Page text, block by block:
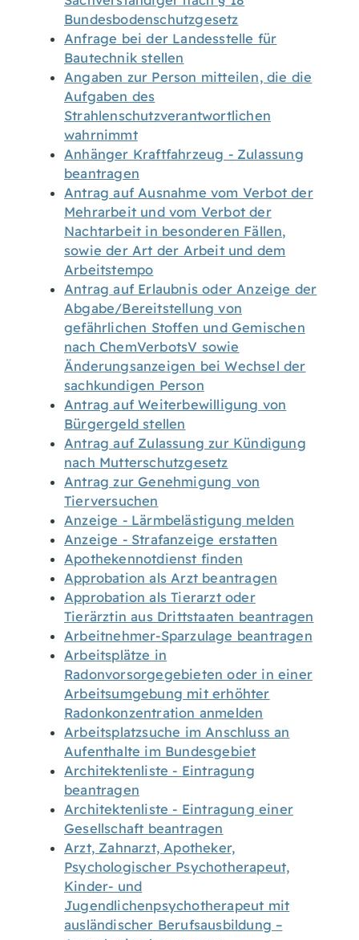
Bundesbodenschutzgesetz
Anfrage bei der Landesstelle für
Bautechnik stellen
Angaben zur Person mitteilen, die die
Aufgaben des
Strahlenschutzverantwortlichen
wahrnimmt
Anhänger Kraftfahrzeug - Zulassung
beantragen
Antrag auf Ausnahme vom Verbot der
Mehrarbeit und vom Verbot der
Nachtarbeit in besonderen Fällen,
sowie der Art der Arbeit und dem
Arbeitstempo
Antrag auf Erlaubnis oder Anzeige der
Abgabe/Bereitstellung von
gefährlichen Stoffen und Gemischen
nach ChemVerbotsV sowie
Änderungsanzeigen bei Wechsel der
sachkundigen Person
Antrag auf Weiterbewilligung von
Bürgergeld stellen
Antrag auf Zulassung zur Kündigung
nach Mutterschutzgesetz
Antrag zur Genehmigung von
Tierversuchen
Anzeige - Lärmbelästigung melden
Anzeige - Strafanzeige erstatten
Apothekennotdienst finden
Approbation als Arzt beantragen
Approbation als Tierarzt oder
Tierärztin aus Drittstaaten beantragen
Arbeitnehmer-Sparzulage beantragen
Arbeitsplätze in
Radonvorsorgegebieten oder in einer
Arbeitsumgebung mit erhöhter
Radonkonzentration anmelden
Arbeitsplatzsuche im Anschluss an
Aufenthalte im Bundesgebiet
Architektenliste - Eintragung
beantragen
Architektenliste - Eintragung einer
Gesellschaft beantragen
Arzt, Zahnarzt, Apotheker,
Psychologischer Psychotherapeut,
Kinder- und
Jugendlichenpsychotherapeut mit
ausländischer Berufsausbildung –